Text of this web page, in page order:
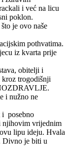
i već na licu
poklon.
je ovo naše
pothvatima.
iz kvarta prije
obitelji i
trogodišnji
JE.
i nužno ne
i posebno
njihovim vrijednim
lipu ideju. Hvala
Divno je biti u